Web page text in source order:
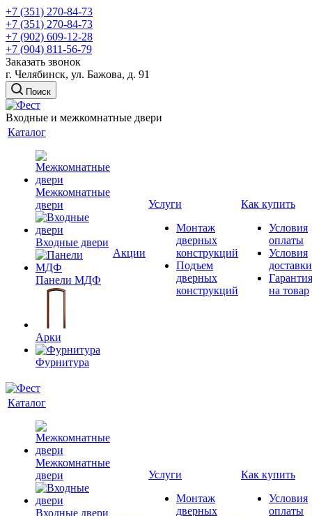
+7 (351) 270-84-73
+7 (351) 270-84-73
+7 (902) 609-12-28
+7 (904) 811-56-79
Заказать звонок
г. Челябинск, ул. Бажова, д. 91
Поиск
Входные и межкомнатные двери
Каталог
Межкомнатные
двери
Входные двери
Панели МДФ
Арки
Фурнитура
Акции
Услуги
Монтаж
дверных
конструкций
Подъем
дверных
конструкций
Как купить
Условия
оплаты
Условия
доставки
Гарантия
на товар
Каталог
Межкомнатные
двери
Входные двери
Услуги
Монтаж
дверных
Как купить
Условия
оплаты